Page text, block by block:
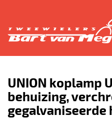
UNION koplamp
behuizing,
gegalvaniseerde